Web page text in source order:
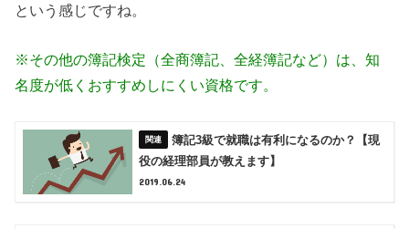
という感じですね。
※その他の簿記検定（全商簿記、全経簿記など）は、知
名度が低くおすすめしにくい資格です。
簿記3級で就職は有利になるのか？【現
役の経理部員が教えます】
2019.06.24